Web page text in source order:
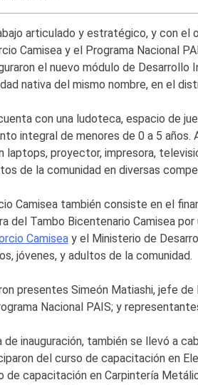
articulado y estratégico, y con el
Camisea y el Programa Nacional
el nuevo módulo de
nativa del mismo nombre, en el
con una ludoteca, espacio de
integral de menores de 0 a 5 años.
laptops, proyector, impresora,
de la comunidad en diversas
Camisea también consiste en el
del Tambo Bicentenario Camisea
Camiseay el Ministerio de
jóvenes, y adultos de la comunidad.
presentes Simeón Matiashi, jefe de
Nacional PAIS; y
de inauguración, también se llevó a
del curso de capacitación en
de capacitación en Carpintería